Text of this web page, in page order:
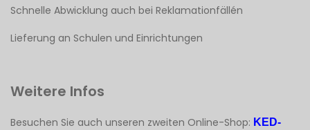
Schnelle Abwicklung auch bei Reklamationfällén
Lieferung an Schulen und Einrichtungen
Weitere Infos
Besuchen Sie auch unseren zweiten Online-Shop: KED-